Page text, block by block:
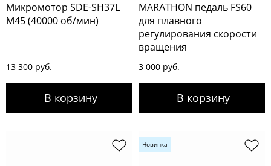
Микромотор SDE-SH37L
M45 (40000 об/мин)
13 300 руб.
MARATHON педаль FS60
для плавного
регулирования скорости
вращения
3 000 руб.
Новинка